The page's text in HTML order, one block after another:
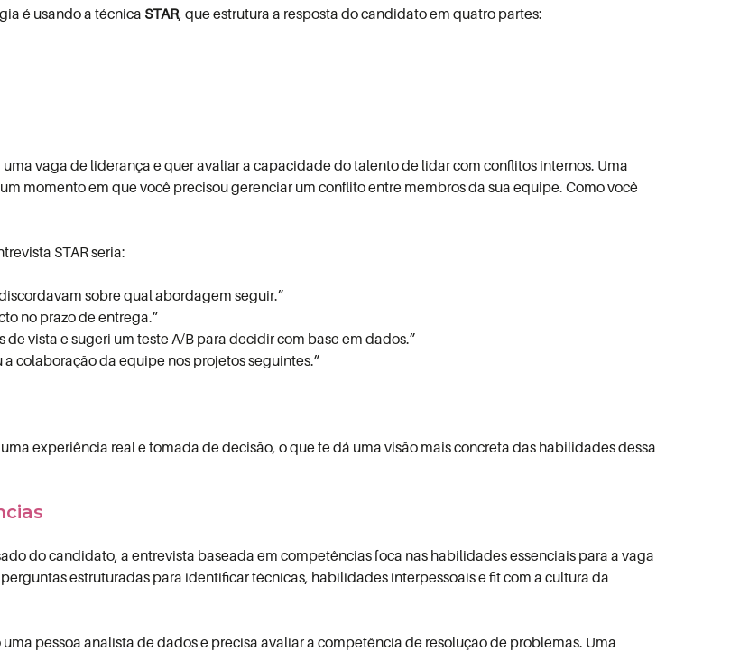
é usando a técnica STAR, que estrutura a resposta do candidato em quatro partes:
vaga de liderança e quer avaliar a capacidade do talento de lidar com conflitos internos. Uma
momento em que você precisou gerenciar um conflito entre membros da sua equipe. Como você
STAR seria:
sobre qual abordagem seguir.”
no prazo de entrega.”
vista e sugeri um teste A/B para decidir com base em dados.”
colaboração da equipe nos projetos seguintes.”
experiência real e tomada de decisão, o que te dá uma visão mais concreta das habilidades dessa
do candidato, a entrevista baseada em competências foca nas habilidades essenciais para a vaga
estruturadas para identificar técnicas, habilidades interpessoais e fit com a cultura da
pessoa analista de dados e precisa avaliar a competência de resolução de problemas. Uma